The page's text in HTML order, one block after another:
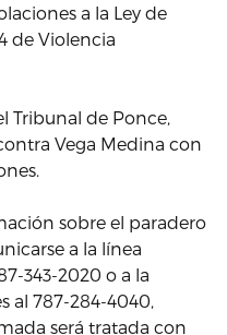
a la Ley de
de Violencia
Tribunal de Ponce,
Vega Medina con
sobre el paradero
a la línea
343-2020 o a la
al 787-284-4040,
será tratada con